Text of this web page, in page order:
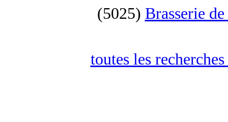
(5025) Brasserie
toutes les